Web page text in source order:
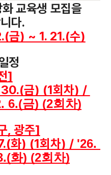
교육생 모집을
다.
금) ~ 1. 21.(수)
정
]
금) (1회차) /
6.(금) (2회차)
, 광주]
화) (1회차) / '26.
화) (2회차)